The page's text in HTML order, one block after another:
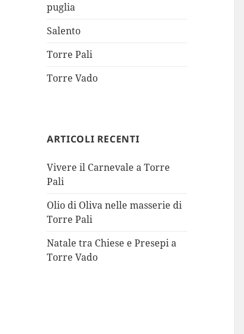
puglia
Salento
Torre Pali
Torre Vado
ARTICOLI RECENTI
Vivere il Carnevale a Torre
Pali
Olio di Oliva nelle masserie di
Torre Pali
Natale tra Chiese e Presepi a
Torre Vado